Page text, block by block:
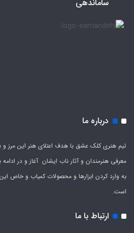
ساماندهی
درباره ما
معرفی هنرمندان و آثار ناب ایشان آغاز و در ادامه
به وارد کردن ابزارها و محصولات کمیاب و خاص
است.
ارتباط با ما